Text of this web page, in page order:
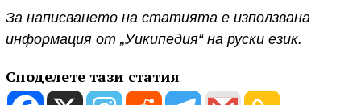
За написването на статията е използвана
информация от „Уикипедия“ на руски език.
Споделете тази статия